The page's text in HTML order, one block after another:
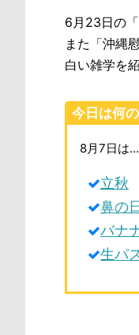
6月23日の
また「沖縄
白い雑学を
今日は何
8月7日は…
立秋
鼻の
バナ
生パ